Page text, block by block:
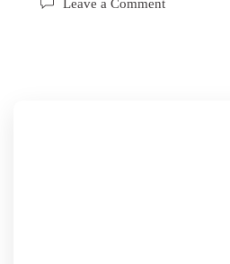
Leave a Comment